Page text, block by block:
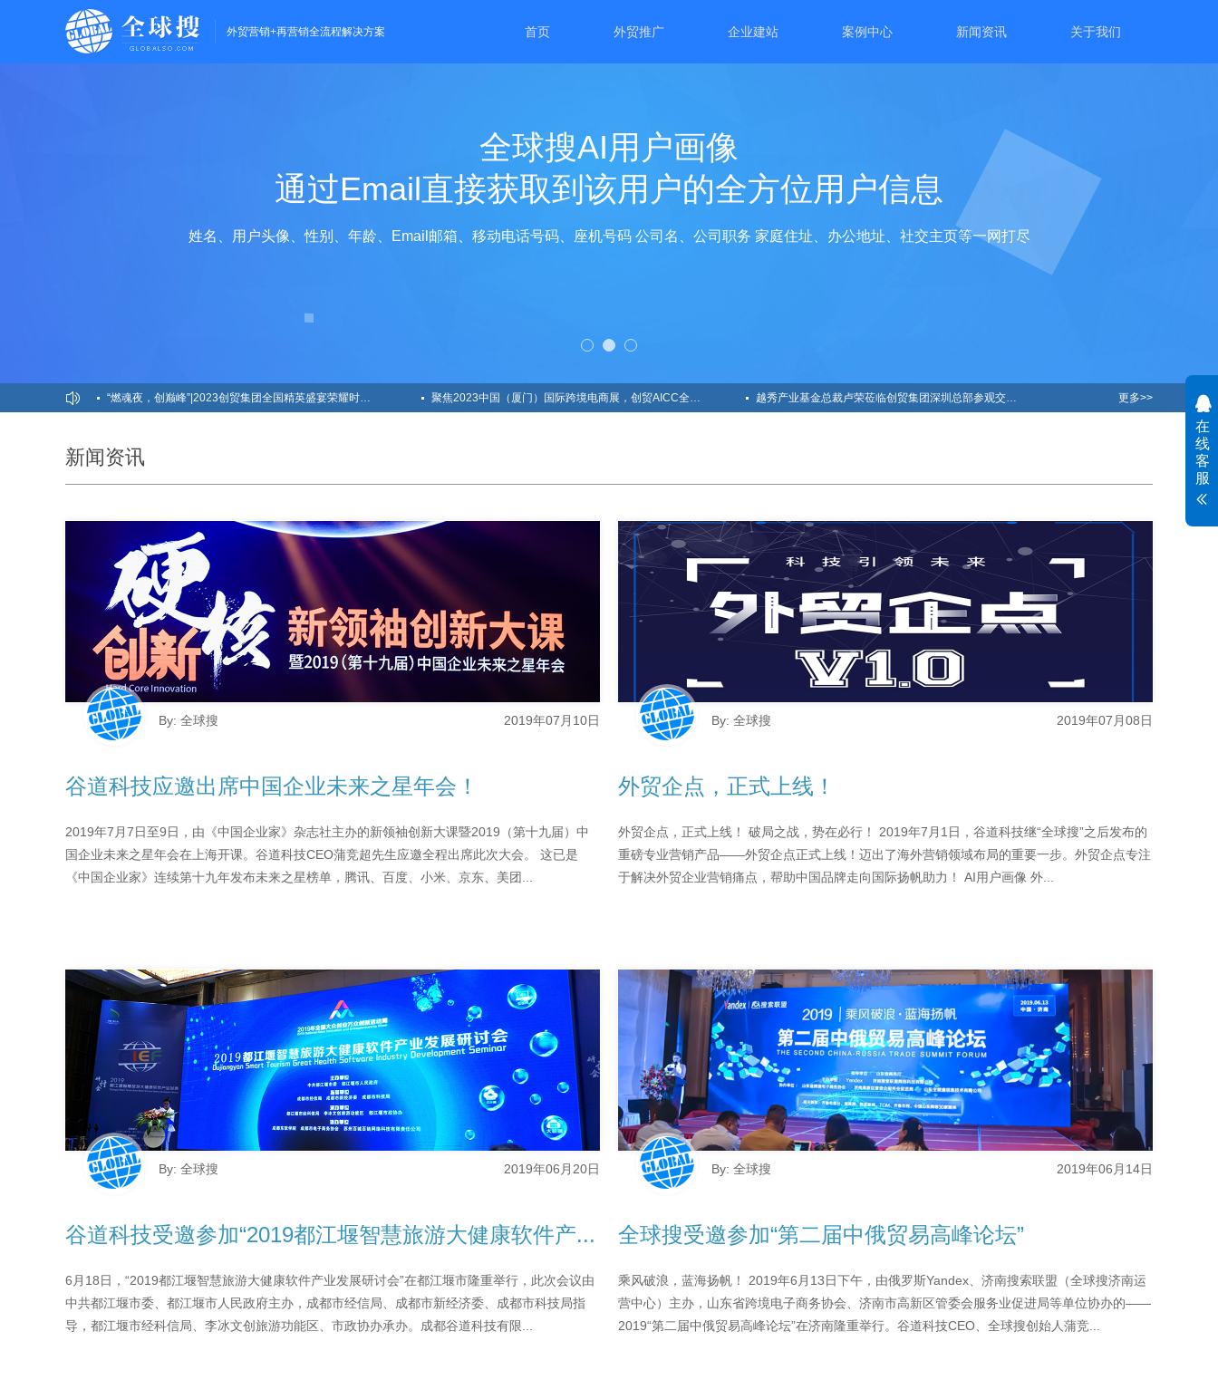
外贸营销+再营销全流程解决方案 首页 外贸推广 企业建站 案例中心 新闻资讯 关于我们
全球搜AI用户画像
通过Email直接获取到该用户的全方位用户信息
姓名、用户头像、性别、年龄、Email邮箱、移动电话号码、座机号码 公司名、公司职务 家庭住址、办公地址、社交主页等一网打尽
“燃魂夜，创巅峰”|2023创贸集团全国精英盛宴荣耀时刻！ 聚焦2023中国（厦门）国际跨境电商展，创贸AICC全新亮相 越秀产业基金总裁卢荣莅临创贸集团深圳总部参观交流！出海赋能进行中！ 更多>>
新闻资讯
By: 全球搜 2019年07月10日
谷道科技应邀出席中国企业未来之星年会！
2019年7月7日至9日，由《中国企业家》杂志社主办的新领袖创新大课暨2019（第十九届）中
国企业未来之星年会在上海开课。谷道科技CEO蒲竞超先生应邀全程出席此次大会。 这已是
《中国企业家》连续第十九年发布未来之星榜单，腾讯、百度、小米、京东、美团...
By: 全球搜 2019年07月08日
外贸企点，正式上线！
外贸企点，正式上线！ 破局之战，势在必行！ 2019年7月1日，谷道科技继“全球搜”之后发布的
重磅专业营销产品——外贸企点正式上线！迈出了海外营销领域布局的重要一步。外贸企点专注
于解决外贸企业营销痛点，帮助中国品牌走向国际扬帆助力！ AI用户画像 外...
By: 全球搜 2019年06月20日
谷道科技受邀参加“2019都江堰智慧旅游大健康软件产...
6月18日，“2019都江堰智慧旅游大健康软件产业发展研讨会”在都江堰市隆重举行，此次会议由
中共都江堰市委、都江堰市人民政府主办，成都市经信局、成都市新经济委、成都市科技局指
导，都江堰市经科信局、李冰文创旅游功能区、市政协办承办。成都谷道科技有限...
By: 全球搜 2019年06月14日
全球搜受邀参加“第二届中俄贸易高峰论坛”
乘风破浪，蓝海扬帆！ 2019年6月13日下午，由俄罗斯Yandex、济南搜索联盟（全球搜济南运
营中心）主办，山东省跨境电子商务协会、济南市高新区管委会服务业促进局等单位协办的——
2019“第二届中俄贸易高峰论坛”在济南隆重举行。谷道科技CEO、全球搜创始人蒲竞...
在
线
客
服